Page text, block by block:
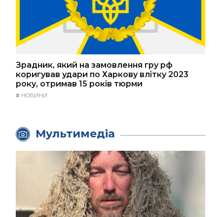
Зрадник, який на замовлення гру рф
коригував удари по Харкову влітку 2023
року, отримав 15 років тюрми
# НОВИНИ
Мультимедіа